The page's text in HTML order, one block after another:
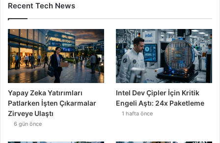
Recent Tech News
Yapay Zeka Yatırımları
Patlarken İşten Çıkarmalar
Zirveye Ulaştı
6 gün önce
Intel Dev Çipler İçin Kritik
Engeli Aştı: 24x Paketleme
1 hafta önce